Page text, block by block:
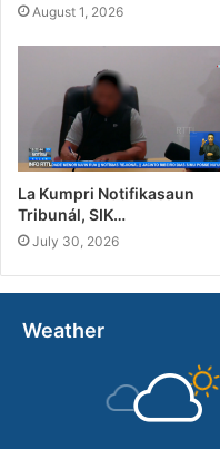
August 1, 2026
La Kumpri Notifikasaun
Tribunál, SIK…
July 30, 2026
Weather